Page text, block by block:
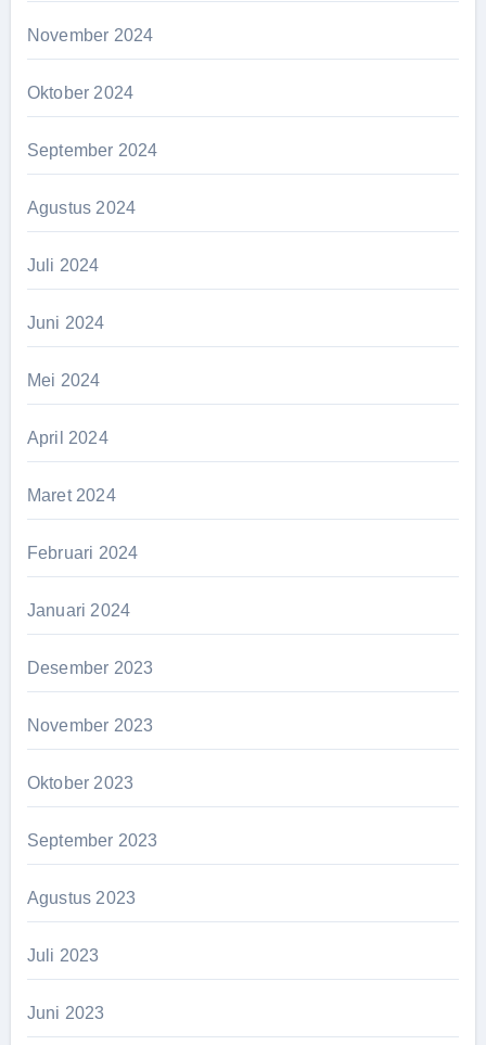
November 2024
Oktober 2024
September 2024
Agustus 2024
Juli 2024
Juni 2024
Mei 2024
April 2024
Maret 2024
Februari 2024
Januari 2024
Desember 2023
November 2023
Oktober 2023
September 2023
Agustus 2023
Juli 2023
Juni 2023